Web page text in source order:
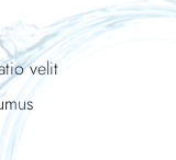
velit